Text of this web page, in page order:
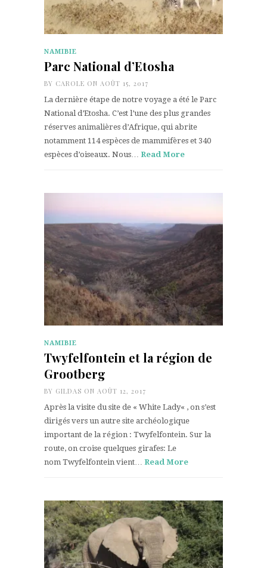
NAMIBIE
Parc National d’Etosha
BY CAROLE ON AOÛT 15, 2017
La dernière étape de notre voyage a été le Parc
National d’Etosha. C’est l’une des plus grandes
réserves animalières d’Afrique, qui abrite
notamment 114 espèces de mammifères et 340
espèces d’oiseaux. Nous… Read More
NAMIBIE
Twyfelfontein et la région de
Grootberg
BY GILDAS ON AOÛT 12, 2017
Après la visite du site de « White Lady« , on s’est
dirigés vers un autre site archéologique
important de la région : Twyfelfontein. Sur la
route, on croise quelques girafes: Le
nom Twyfelfontein vient… Read More